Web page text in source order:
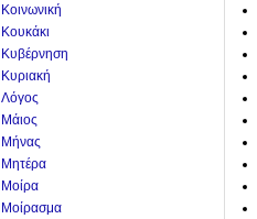
Κοινωνική
Κουκάκι
Κυβέρνηση
Κυριακή
Λόγος
Μάιος
Μήνας
Μητέρα
Μοίρα
Μοίρασμα